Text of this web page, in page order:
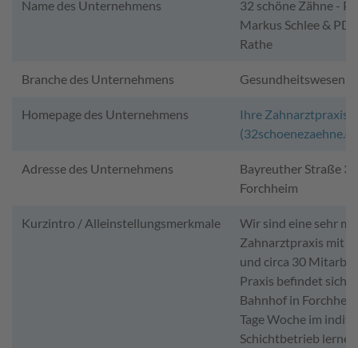
Name des Unternehmens
32 schöne Zähne -
Markus Schlee & PD
Rathe
Branche des Unternehmens Gesundheitswesen -
Homepage des Unternehmens
Ihre Zahnarztpraxis
Adresse des Unternehmens
Bayreuther Straße
Forchheim
Kurzintro / Alleinstellungsmerkmale
Wir sind eine sehr
Zahnarztpraxis mit 4
und circa 30
Praxis befindet sich
Bahnhof in
Tage Woche im
Schichtbetrieb